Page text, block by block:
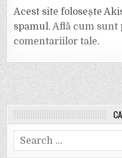
Acest site folosește
spamul.Află cum sunt
comentariilor tale.
Search
for: